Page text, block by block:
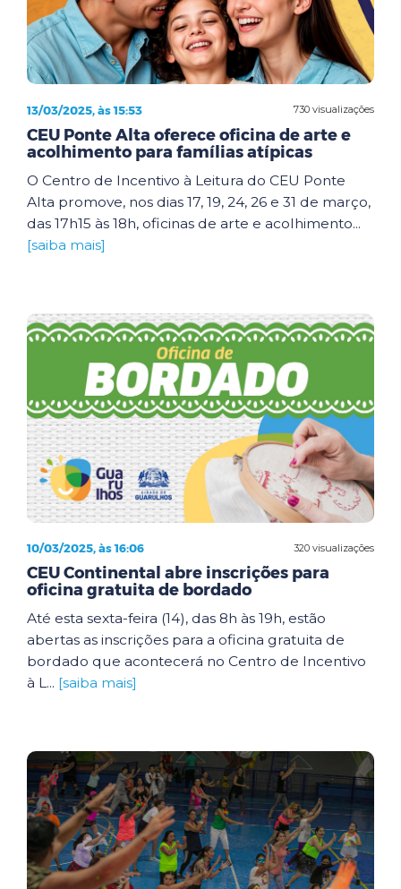
730 visualizações
13/03/2025, às 15:53
CEU Ponte Alta oferece oficina de arte e
acolhimento para famílias atípicas
O Centro de Incentivo à Leitura do CEU Ponte
Alta promove, nos dias 17, 19, 24, 26 e 31 de março,
das 17h15 às 18h, oficinas de arte e acolhimento...
[saiba mais]
320 visualizações
10/03/2025, às 16:06
CEU Continental abre inscrições para
oficina gratuita de bordado
Até esta sexta-feira (14), das 8h às 19h, estão
abertas as inscrições para a oficina gratuita de
bordado que acontecerá no Centro de Incentivo
à L... [saiba mais]